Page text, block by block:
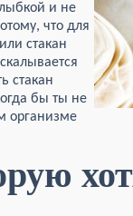
и не
что для
стакан
стакан
бы ты не
организме